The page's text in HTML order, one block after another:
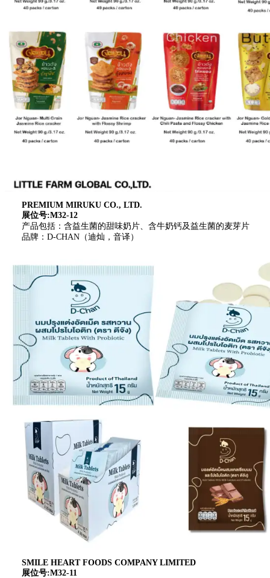
PREMIUM MIRUKU CO., LTD.
展位号:M32-12
产品包括：含益生菌的甜味奶片、含牛奶钙及益生菌的麦芽片
品牌：D-CHAN（迪灿，音译）
SMILE HEART FOODS COMPANY LIMITED
展位号:M32-11